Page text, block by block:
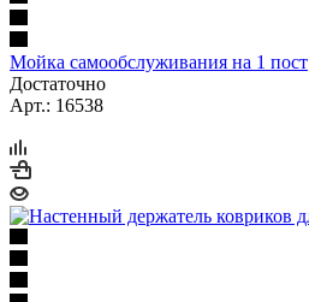
Мойка самообслуживания на 1 пост
Достаточно
Арт.: 16538